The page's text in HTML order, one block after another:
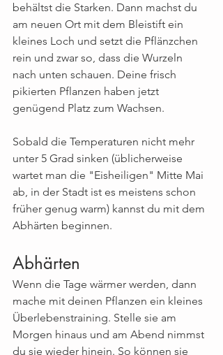
behältst die Starken. Dann machst du
am neuen Ort mit dem Bleistift ein
kleines Loch und setzt die Pflänzchen
rein und zwar so, dass die Wurzeln
nach unten schauen. Deine frisch
pikierten Pflanzen haben jetzt
genügend Platz zum Wachsen.
Sobald die Temperaturen nicht mehr
unter 5 Grad sinken (üblicherweise
wartet man die "Eisheiligen" Mitte Mai
ab, in der Stadt ist es meistens schon
früher genug warm) kannst du mit dem
Abhärten beginnen.
Abhärten
Wenn die Tage wärmer werden, dann
mache mit deinen Pflanzen ein kleines
Überlebenstraining. Stelle sie am
Morgen hinaus und am Abend nimmst
du sie wieder hinein. So können sie